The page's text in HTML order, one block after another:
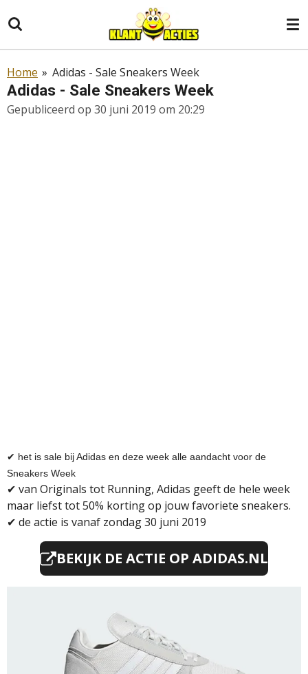
direct
naar
hoofdinhoud
Home » Adidas - Sale Sneakers Week
Adidas - Sale Sneakers Week
Gepubliceerd op 30 juni 2019 om 20:29
✔ het is sale bij Adidas en deze week alle aandacht voor de
Sneakers Week
✔ van Originals tot Running, Adidas geeft de hele week
maar liefst tot 50% korting op jouw favoriete sneakers.
✔ de actie is vanaf zondag 30 juni 2019
BEKIJK DE ACTIE OP ADIDAS.NL